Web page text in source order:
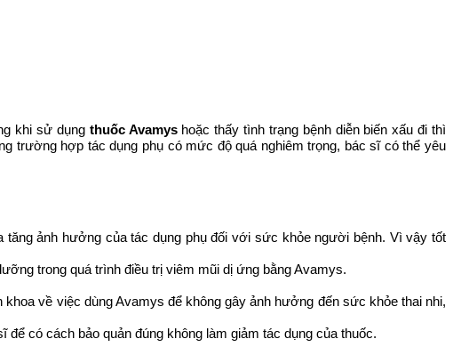
khi sử dụng thuốc Avamyshoặc thấy tình trạng bệnh diễn biến xấu đi thì
hợp tác dụng phụ có mức độ quá nghiêm trọng, bác sĩ có thể yêu
ảnh hưởng của tác dụng phụ đối với sức khỏe người bệnh. Vì vậy tốt
trong quá trình điều trị viêm mũi dị ứng bằng Avamys.
về việc dùng Avamys để không gây ảnh hưởng đến sức khỏe thai nhi,
có cách bảo quản đúng không làm giảm tác dụng của thuốc.